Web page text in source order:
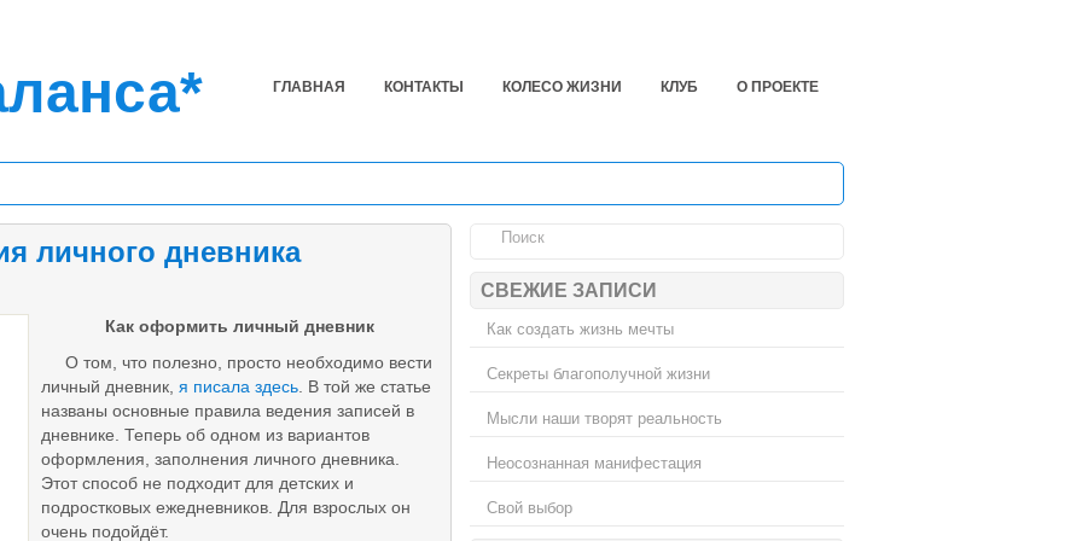
ГЛАВНАЯ КОНТАКТЫ КОЛЕСО ЖИЗНИ КЛУБ О ПРОЕКТЕ
личного дневника
Как оформить личный дневник
О том, что полезно, просто необходимо вести
личный дневник, я писала здесь . В той же статье
названы основные правила ведения записей в
дневнике. Теперь об одном из вариантов
оформления, заполнения личного дневника.
Этот способ не подходит для детских и
подростковых ежедневников. Для взрослых он
очень подойдёт.
СВЕЖИЕ ЗАПИСИ
Как создать жизнь мечты
Секреты благополучной жизни
Мысли наши творят реальность
Неосознанная манифестация
Свой выбор